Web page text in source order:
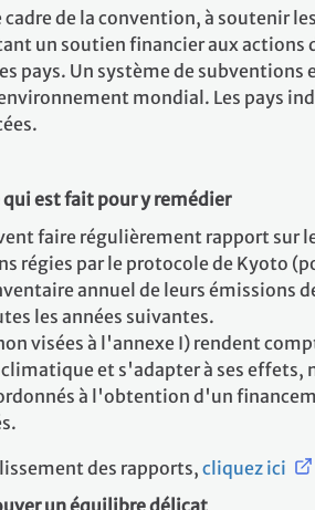
de la convention, à soutenir
un soutien financier aux
pays. Un système de subventions
mondial. Les pays
est fait pour y remédier
faire régulièrement rapport sur
régies par le protocole de Kyoto
annuel de leurs émissions
les années suivantes.
visées à l'annexe I) rendent
et s'adapter à ses
à l'obtention d'un
des rapports, cliquez ici